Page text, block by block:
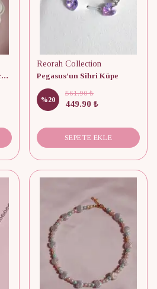
12 Prenses Doğum Ayı Çiçek Baskılı Takı Kutusu
Reorah Collection
Pegasus’un Sihri Küpe
%20
561.90 ₺
449.90 ₺
SEPETE EKLE